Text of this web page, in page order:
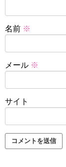
名前 ※
メール ※
サイト